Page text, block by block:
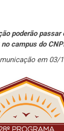
poderão
campus do
em 03/